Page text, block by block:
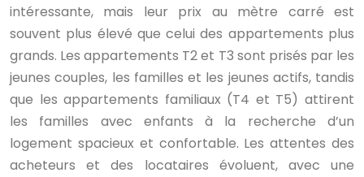
intéressante, mais leur prix au mètre carré est
souvent plus élevé que celui des appartements plus
grands. Les appartements T2 et T3 sont prisés par les
jeunes couples, les familles et les jeunes actifs, tandis
que les appartements familiaux (T4 et T5) attirent
les familles avec enfants à la recherche d’un
logement spacieux et confortable. Les attentes des
acheteurs et des locataires évoluent, avec une